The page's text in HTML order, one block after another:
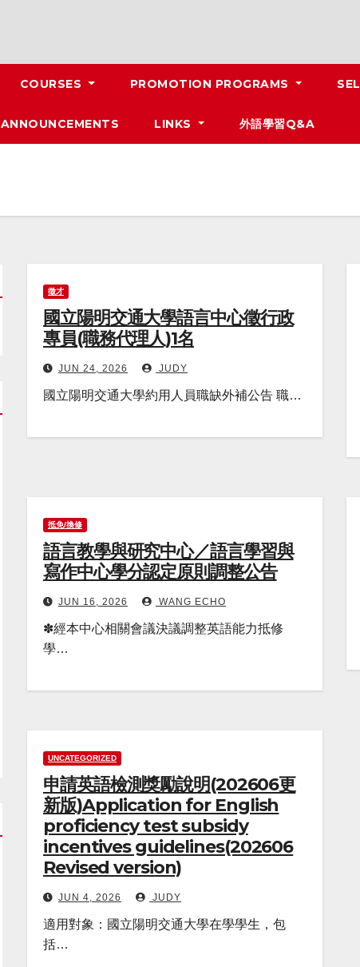
COURSES PROMOTION PROGRAMS
ANNOUNCEMENTS LINKS 外語學習Q&A
徵才
國立陽明交通大學語言中心徵行政
專員(職務代理人)1名
JUN 24, 2026 JUDY
國立陽明交通大學約用人員職缺外補公告 職…
抵免/換修
語言教學與研究中心／語言學習與
寫作中心學分認定原則調整公告
JUN 16, 2026 WANG ECHO
✽經本中心相關會議決議調整英語能力抵修
學…
UNCATEGORIZED
申請英語檢測獎勵說明(202606更
新版)Application for English
proficiency test subsidy
incentives guidelines(202606
Revised version)
JUN 4, 2026 JUDY
適用對象：國立陽明交通大學在學學生，包
括…